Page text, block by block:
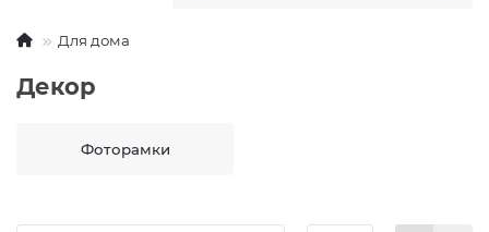
Для дома
Декор
Фоторамки